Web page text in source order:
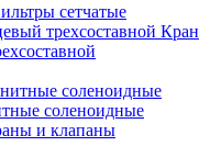
сетчатые
Кран
соленоидные
и клапаны